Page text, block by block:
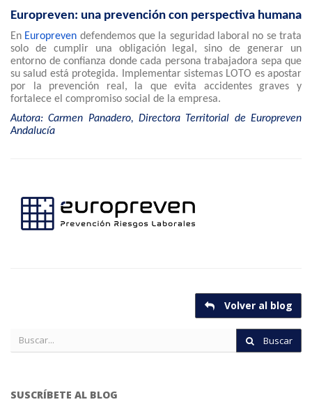
Europreven: una prevención con perspectiva humana
En Europreven defendemos que la seguridad laboral no se trata
solo de cumplir una obligación legal, sino de generar un
entorno de confianza donde cada persona trabajadora sepa que
su salud está protegida. Implementar sistemas LOTO es apostar
por la prevención real, la que evita accidentes graves y
fortalece el compromiso social de la empresa.
Autora: Carmen Panadero, Directora Territorial de Europreven
Andalucía
Volver al blog
Buscar
SUSCRÍBETE AL BLOG